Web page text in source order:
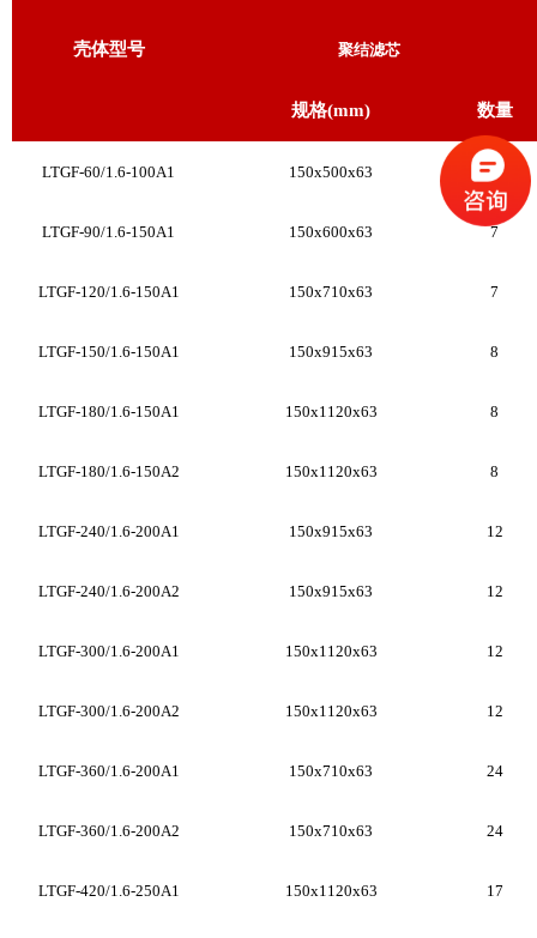
壳体型号 聚结滤芯
规格(mm) 数量
LTGF-60/1.6-100A1 150x500x63 5
LTGF-90/1.6-150A1 150x600x63 7
LTGF-120/1.6-150A1 150x710x63 7
LTGF-150/1.6-150A1 150x915x63 8
LTGF-180/1.6-150A1 150x1120x63 8
LTGF-180/1.6-150A2 150x1120x63 8
LTGF-240/1.6-200A1 150x915x63 12
LTGF-240/1.6-200A2 150x915x63 12
LTGF-300/1.6-200A1 150x1120x63 12
LTGF-300/1.6-200A2 150x1120x63 12
LTGF-360/1.6-200A1 150x710x63 24
LTGF-360/1.6-200A2 150x710x63 24
LTGF-420/1.6-250A1 150x1120x63 17